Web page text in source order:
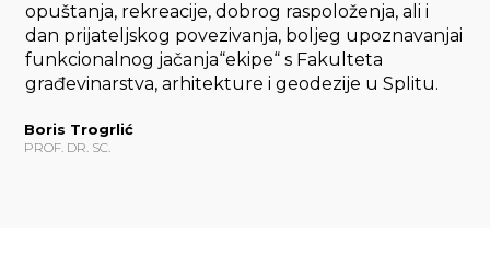
opuštanja, rekreacije, dobrog raspoloženja, ali i
dan prijateljskog povezivanja, boljeg upoznavanjai
funkcionalnog jačanja“ekipe“ s Fakulteta
građevinarstva, arhitekture i geodezije u Splitu.
Boris Trogrlić
PROF. DR. SC.